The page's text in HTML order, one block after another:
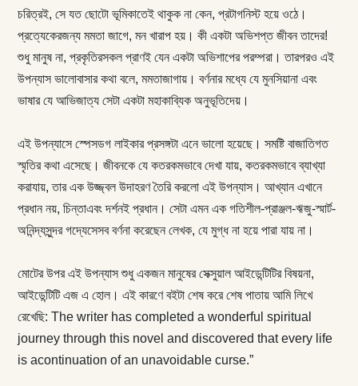
চরিত্রই, সে যত ছোটো ভূমিকাতেই থাকুক না কেন, প্রটাগনিস্ট হয়ে ওঠে।
প্রত্যেকেরজন্য মমতা জাগে, মন খারাপ হয়। কী একটা অভিশপ্ত জীবন তাদের!
শুধু মানুষ না, প্রকৃতিরসকল প্রাণই যেন একটা অভিশাপের পরম্পরা। তারপরও এই
উপন্যাস ভালোবাসার কথা বলে, মমতাজাগায়। বর্ণনার মধ্যে যে মুনসিয়ানা এবং
ভাষার যে আভিজাত্য সেটা একটা মহাকাব্যিক অনুভূতিদেয়।
এই উপন্যাসে স্পেসডগ লাইকার প্রসঙ্গটা এনে ভালো হয়েছে। সমষ্টি বাজাতিগত
স্মৃতির কথা এসেছে। জীবনকে যে কতরকমভাবে দেখা যায়, কতরকমভাবে ব্যাখ্যা
করাযায়, তার এক উজ্জ্বল উদাহরণ তৈরি করলো এই উপন্যাস। আখ্যান এখানে
প্রধান নয়, চিন্তাএবং দর্শনই প্রধান। সেটা এমন এক গতিশীল-প্রাঞ্জল-ঋজু-স্মার্ট-
অনিন্দ্যসুন্দর গদ্যেসেসব বর্ণনা করেছেন লেখক, যে মুগ্ধ না হয়ে পারা যায় না।
মোটের উপর এই উপন্যাস শুধু একজন মানুষের সেক্সুয়াল আইডেন্টিটির বিষয়না,
আইডেন্টিটি এজ এ হোল। এই কারণে বইটা শেষ করে শেষ পাতায় আমি লিখে
রেখেছি: The writer has completed a wonderful spiritual
journey through this novel and discovered that every life
is acontinuation of an unavoidable curse.”